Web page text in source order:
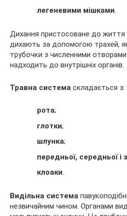
легеневими мішками.
Дихання пристосоване до життя
дихають за допомогою трахей,
трубочки з численними
надходить до внутрішніх органів.
Травна система складається з:
рота;
глотки;
шлунка;
передньої, середньої і
клоаки.
Видільна система
незвичайним чином. Органами